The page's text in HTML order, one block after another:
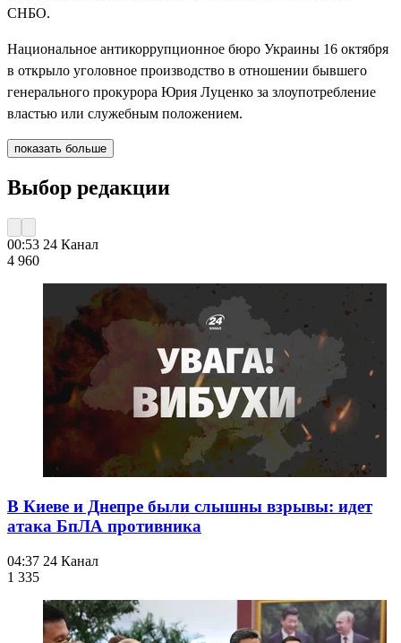
СНБО.
Национальное антикоррупционное бюро Украины 16 октября
в открыло уголовное производство в отношении бывшего
генерального прокурора Юрия Луценко за злоупотребление
властью или служебным положением.
показать больше
Выбор редакции
00:53 24 Канал
4 960
В Киеве и Днепре были слышны взрывы: идет
атака БпЛА противника
04:37 24 Канал
1 335